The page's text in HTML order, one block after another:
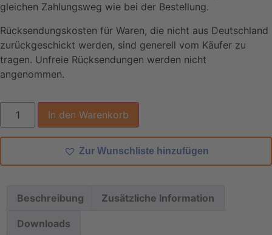
gleichen Zahlungsweg wie bei der Bestellung.
Rücksendungskosten für Waren, die nicht aus Deutschland
zurückgeschickt werden, sind generell vom Käufer zu
tragen. Unfreie Rücksendungen werden nicht
angenommen.
In den Warenkorb
Zur Wunschliste hinzufügen
Beschreibung Zusätzliche Information
Downloads